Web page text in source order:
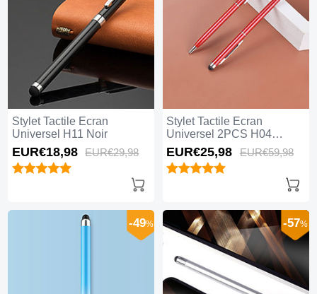
Stylet Tactile Ecran
Universel H11 Noir
EUR€18,98 EUR€29,98
Stylet Tactile Ecran
Universel 2PCS H04
Rouge
EUR€25,98 EUR€59,98
-49% -57%